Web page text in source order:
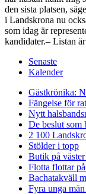
den sista platsen,
i Landskrona nu
som idag är
kandidater.– Listan
Senaste
Kalender
Gästkrönika:
Fängelse för
Nytt
De beslut som
2 100
Stölder i topp
Butik på väster
Flotta flottar
Bachatakväll
Fyra unga